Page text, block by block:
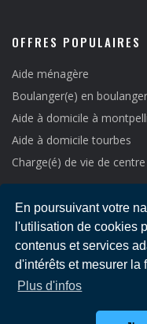
En poursuivant votre
l'utilisation de cookies
contenus et services
d'intérêts et mesurer la
Plus d'infos
OFFRES POPULAIRES
Aide ménagère
Boulanger(e) en
Aide à domicile à
Aide à domicile tourbes
Charge(é) de vie de
Copyright © 2021